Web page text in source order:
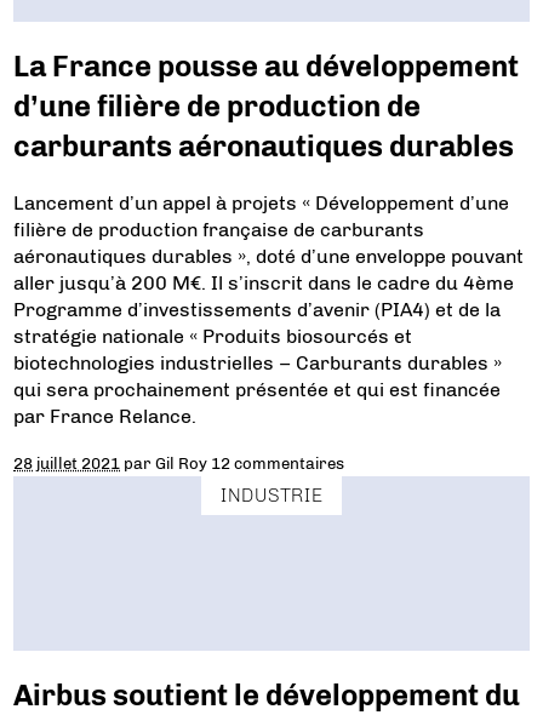
La France pousse au développement
d’une filière de production de
carburants aéronautiques durables
Lancement d’un appel à projets « Développement d’une
filière de production française de carburants
aéronautiques durables », doté d’une enveloppe pouvant
aller jusqu’à 200 M€. Il s’inscrit dans le cadre du 4ème
Programme d’investissements d’avenir (PIA4) et de la
stratégie nationale « Produits biosourcés et
biotechnologies industrielles – Carburants durables »
qui sera prochainement présentée et qui est financée
par France Relance.
28 juillet 2021 parGil Roy 12 commentaires
INDUSTRIE
Airbus soutient le développement du